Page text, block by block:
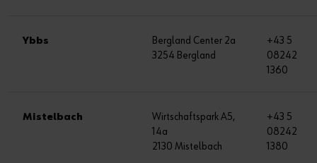
Ybbs
Bergland Center 2a
3254 Bergland
+43 5
08242
1360
Mistelbach
Wirtschaftspark A5,
14a
2130 Mistelbach
+43 5
08242
1380